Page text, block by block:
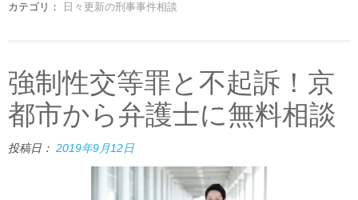
カテゴリ： 日々更新の刑事事件相談
強制性交等罪と不起訴！京
都市から弁護士に無料相談
投稿日： 2019年9月12日